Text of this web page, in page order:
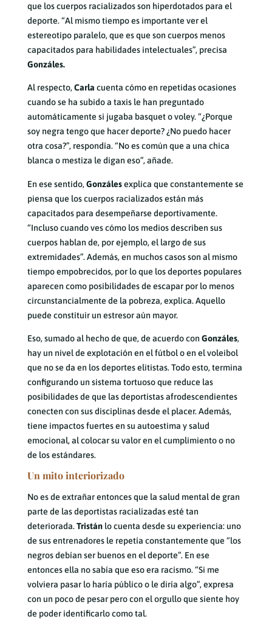
que los cuerpos racializados son hiperdotados para el
deporte. “Al mismo tiempo es importante ver el
estereotipo paralelo, que es que son cuerpos menos
capacitados para habilidades intelectuales”, precisa
Gonzáles.
Al respecto,Carla cuenta cómo en repetidas ocasiones
cuando se ha subido a taxis le han preguntado
automáticamente si jugaba basquet o voley. “¿Porque
soy negra tengo que hacer deporte? ¿No puedo hacer
otra cosa?”, respondía. “No es común que a una chica
blanca o mestiza le digan eso”, añade.
En ese sentido,Gonzálesexplica que constantemente se
piensa que los cuerpos racializados están más
capacitados para desempeñarse deportivamente.
“Incluso cuando ves cómo los medios describen sus
cuerpos hablan de, por ejemplo, el largo de sus
extremidades”. Además, en muchos casos son al mismo
tiempo empobrecidos, por lo que los deportes populares
aparecen como posibilidades de escapar por lo menos
circunstancialmente de la pobreza, explica. Aquello
puede constituir un estresor aún mayor.
Eso, sumado al hecho de que, de acuerdo con Gonzáles,
hay un nivel de explotación en el fútbol o en el voleibol
que no se da en los deportes elitistas. Todo esto, termina
configurando un sistema tortuoso que reduce las
posibilidades de que las deportistas afrodescendientes
conecten con sus disciplinas desde el placer. Además,
tiene impactos fuertes en su autoestima y salud
emocional, al colocar su valor en el cumplimiento o no
de los estándares.
Un mito interiorizado
No es de extrañar entonces que la salud mental de gran
parte de las deportistas racializadas esté tan
deteriorada.Tristánlo cuenta desde su experiencia: uno
de sus entrenadores le repetía constantemente que “los
negros debían ser buenos en el deporte”. En ese
entonces ella no sabía que eso era racismo. “Si me
volviera pasar lo haría público o le diría algo”, expresa
con un poco de pesar pero con el orgullo que siente hoy
de poder identificarlo como tal.